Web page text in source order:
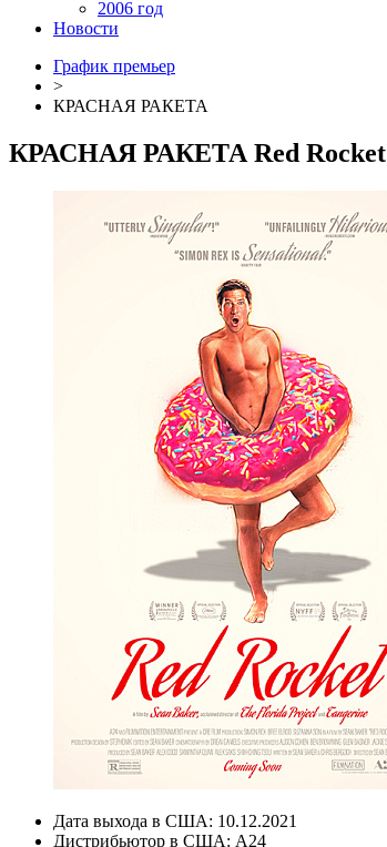
2006 год
Новости
График премьер
>
КРАСНАЯ РАКЕТА
КРАСНАЯ РАКЕТА Red Rocket
Дата выхода в США: 10.12.2021
Дистрибьютор в США: A24